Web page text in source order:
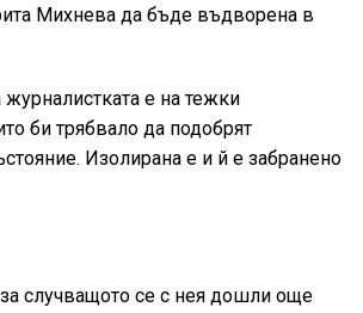
Михнева да бъде въдворена в
е на тежки
би трябвало да подобрят
Изолирана е и й е забранено
случващото се с нея дошли още